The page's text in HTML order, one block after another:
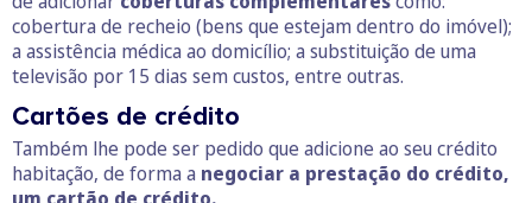
cobertura de recheio (bens que estejam dentro do imóvel);
a assistência médica ao domicílio; a substituição de uma
televisão por 15 dias sem custos, entre outras.
Cartões de crédito
Também lhe pode ser pedido que adicione ao seu crédito
habitação, de forma a negociar a prestação do crédito,